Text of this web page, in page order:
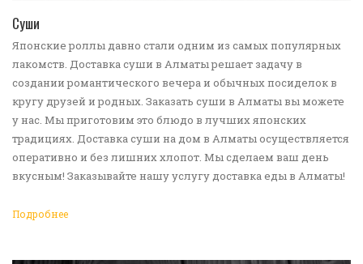
Суши
Японские роллы давно стали одним из самых популярных
лакомств. Доставка суши в Алматы решает задачу в
создании романтического вечера и обычных посиделок в
кругу друзей и родных. Заказать суши в Алматы вы можете
у нас. Мы приготовим это блюдо в лучших японских
традициях. Доставка суши на дом в Алматы осуществляется
оперативно и без лишних хлопот. Мы сделаем ваш день
вкусным! Заказывайте нашу услугу доставка еды в Алматы!
Подробнее